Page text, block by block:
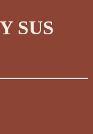
SUS